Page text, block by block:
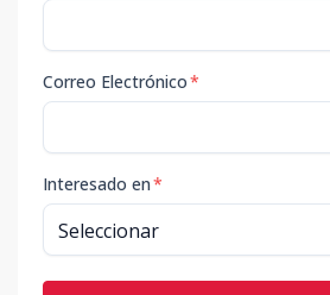
Correo Electrónico*
Interesado en*